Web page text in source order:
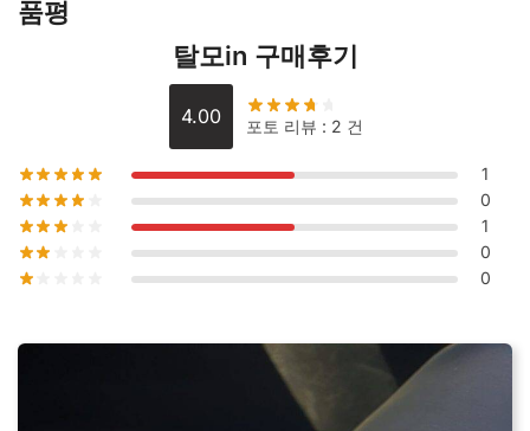
40
품평
탈모in 구매후기
4.00 포토 리뷰 : 2 건
1
0
1
0
0